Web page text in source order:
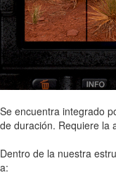
Se encuentra integrado
de duración. Requiere la
Dentro de la nuestra
a: